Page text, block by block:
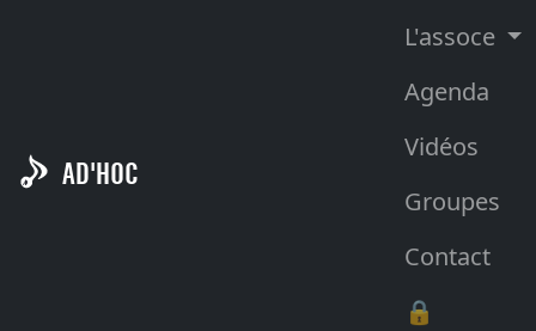
AD'HOC
L'assoce
Agenda
Vidéos
Groupes
Contact
🔒